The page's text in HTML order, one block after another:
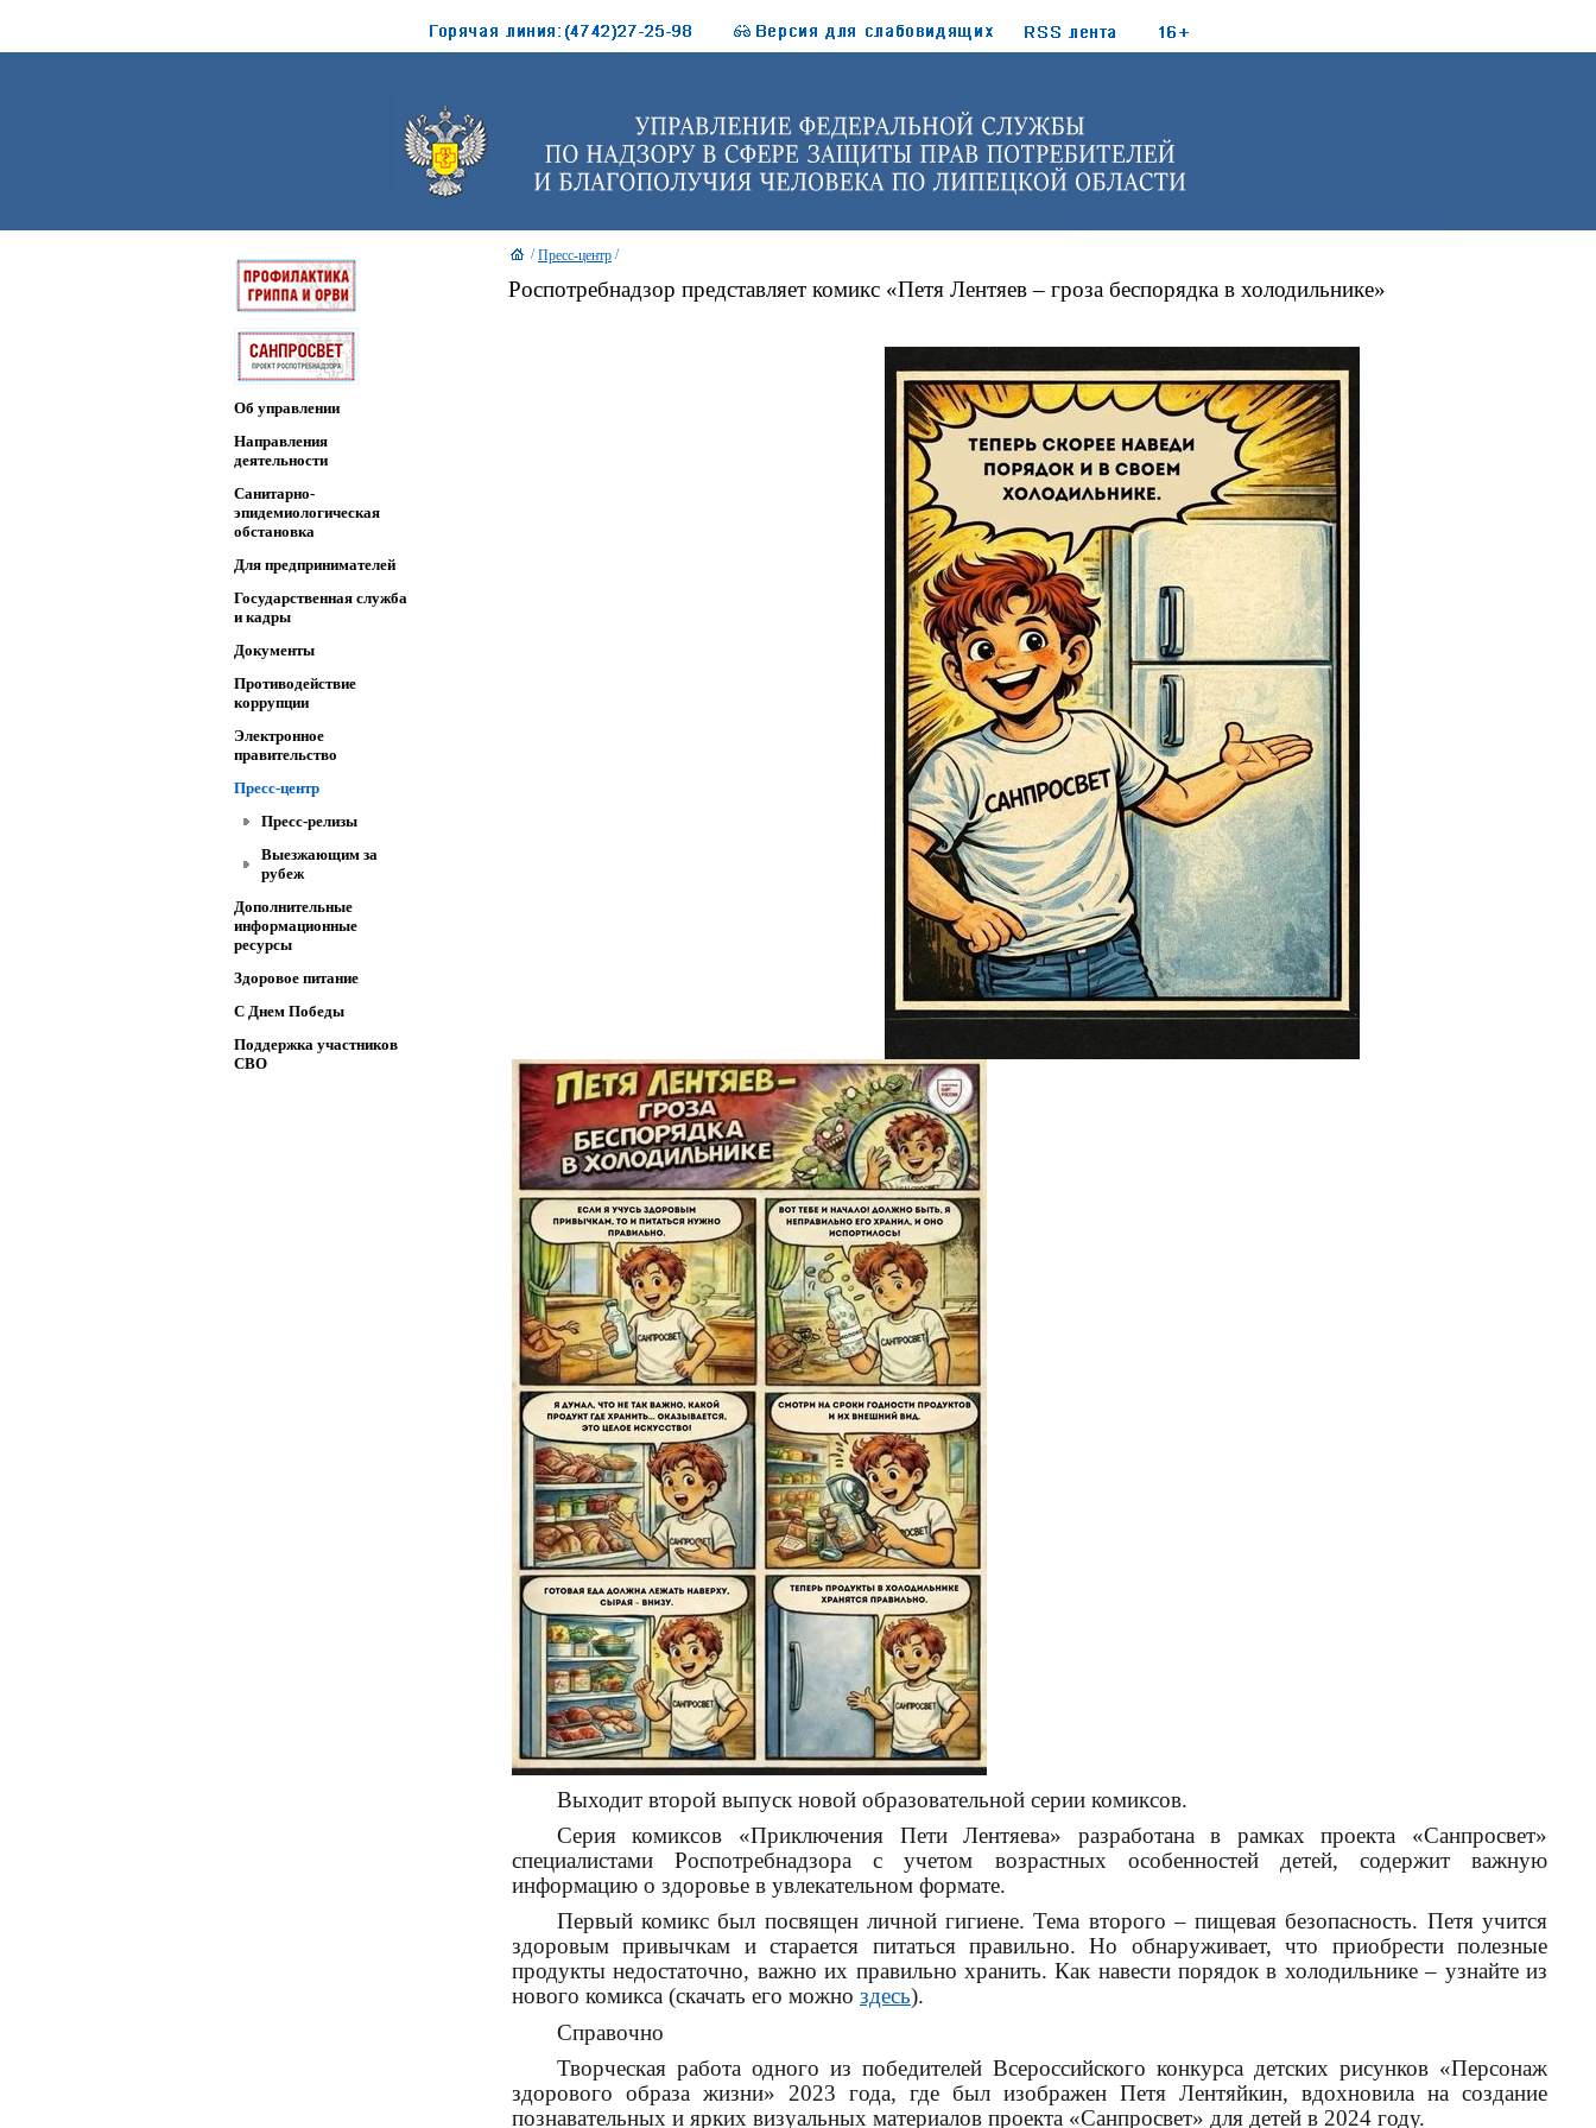
Об управлении
Направления
деятельности
Санитарно-
эпидемиологическая
обстановка
Для предпринимателей
Государственная служба
и кадры
Документы
Противодействие
коррупции
Электронное
правительство
Пресс-центр
Пресс-релизы
Выезжающим за
рубеж
Дополнительные
информационные
ресурсы
Здоровое питание
C Днем Победы
Поддержка участников
СВО
/Пресс-центр /
Роспотребнадзор представляет комикс «Петя Лентяев – гроза беспорядка в холодильнике»
Выходит второй выпуск новой образовательной серии комиксов.
Серия комиксов «Приключения Пети Лентяева» разработана в рамках проекта «Санпросвет»
специалистами Роспотребнадзора с учетом возрастных особенностей детей, содержит важную
информацию о здоровье в увлекательном формате.
Первый комикс был посвящен личной гигиене. Тема второго – пищевая безопасность. Петя учится
здоровым привычкам и старается питаться правильно. Но обнаруживает, что приобрести полезные
продукты недостаточно, важно их правильно хранить. Как навести порядок в холодильнике – узнайте из
нового комикса (скачать его можно здесь).
Справочно
Творческая работа одного из победителей Всероссийского конкурса детских рисунков «Персонаж
здорового образа жизни» 2023 года, где был изображен Петя Лентяйкин, вдохновила на создание
познавательных и ярких визуальных материалов проекта «Санпросвет» для детей в 2024 году.